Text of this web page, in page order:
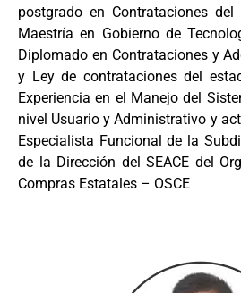
postgrado en Contrataciones
Maestría en Gobierno de
Diplomado en Contrataciones y
y Ley de contrataciones del
Experiencia en el Manejo del
nivel Usuario y Administrativo y
Especialista Funcional de la
de la Dirección del SEACE del
Compras Estatales – OSCE